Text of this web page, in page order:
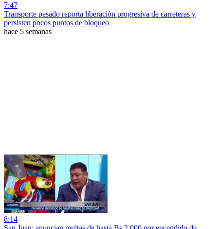
7:47
Transporte pesado reporta liberación progresiva de carreteras y
persisten pocos puntos de bloqueo
hace 5 semanas
8:14